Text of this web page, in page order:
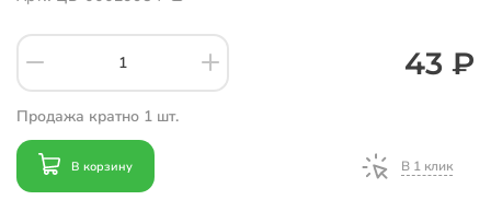
Продажа кратно 1 шт.
43 ₽
В корзину В 1 клик